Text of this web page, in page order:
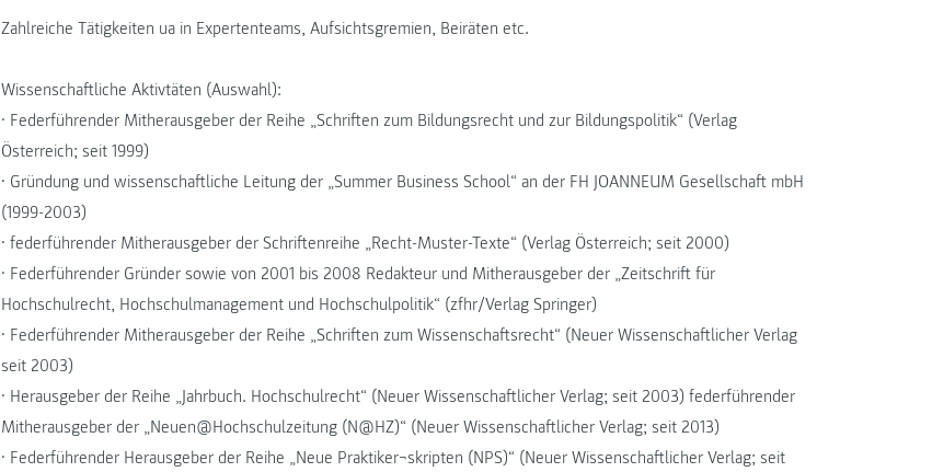
Zahlreiche Tätigkeiten ua in Expertenteams, Aufsichtsgremien, Beiräten etc.
Wissenschaftliche Aktivtäten (Auswahl):
• Federführender Mitherausgeber der Reihe „Schriften zum Bildungsrecht und zur Bildungspolitik“ (Verlag
Österreich; seit 1999)
• Gründung und wissenschaftliche Leitung der „Summer Business School“ an der FH JOANNEUM Gesellschaft mbH
(1999-2003)
• federführender Mitherausgeber der Schriftenreihe „Recht-Muster-Texte“ (Verlag Österreich; seit 2000)
• Federführender Gründer sowie von 2001 bis 2008 Redakteur und Mitherausgeber der „Zeitschrift für
Hochschulrecht, Hochschulmanagement und Hochschulpolitik“ (zfhr/Verlag Springer)
• Federführender Mitherausgeber der Reihe „Schriften zum Wissenschaftsrecht“ (Neuer Wissenschaftlicher Verlag
seit 2003)
• Herausgeber der Reihe „Jahrbuch. Hochschulrecht“ (Neuer Wissenschaftlicher Verlag; seit 2003) federführender
Mitherausgeber der „Neuen@Hochschulzeitung (N@HZ)“ (Neuer Wissenschaftlicher Verlag; seit 2013)
• Federführender Herausgeber der Reihe „Neue Praktiker¬skripten (NPS)“ (Neuer Wissenschaftlicher Verlag; seit